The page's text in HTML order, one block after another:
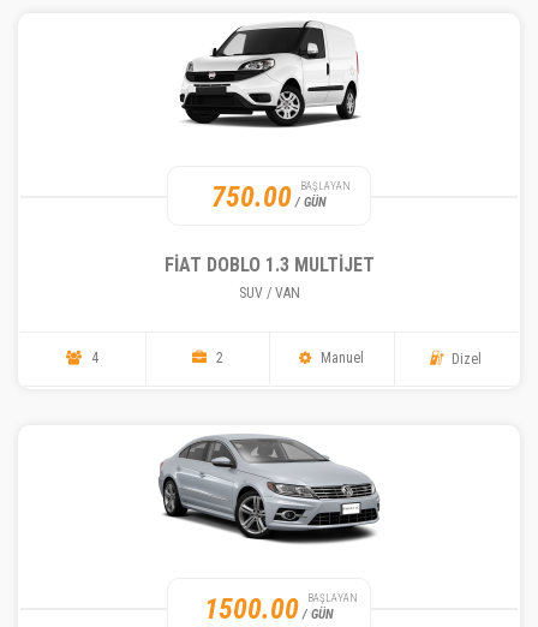
750.00 BAŞLAYAN
/ GÜN
FIAT DOBLO 1.3 MULTIJET
SUV / VAN
4 2 Manuel Dizel
1500.00 BAŞLAYAN
/ GÜN